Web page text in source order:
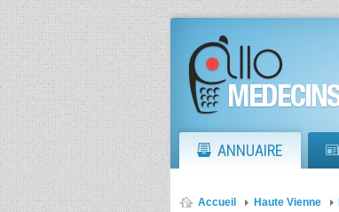
ANNUAIRE
Accueil Haute Vienne